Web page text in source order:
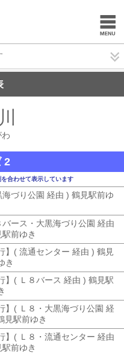
2
合わせて表示しています
海づり公園 経由 ) 鶴見駅前ゆ
バース・大黒海づり公園 経由
前ゆき
】( 流通センター 経由 ) 鶴見
き
】( Ｌ８バース 経由 ) 鶴見駅
】( Ｌ８・大黒海づり公園 経
見駅前ゆき
】( Ｌ８・流通センター 経由
前ゆき